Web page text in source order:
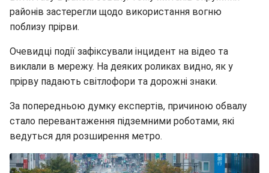
районів застерегли щодо використання вогню
поблизу прірви.
Очевидці події зафіксували інцидент на відео та
виклали в мережу. На деяких роликах видно, як у
прірву падають світлофори та дорожні знаки.
За попередньою думку експертів, причиною обвалу
стало перевантаження підземними роботами, які
ведуться для розширення метро.